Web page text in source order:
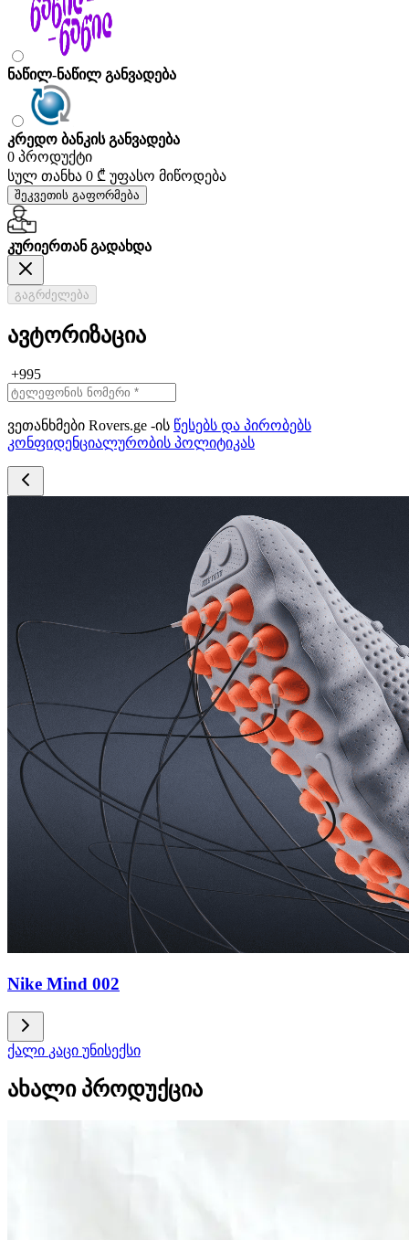
ნაწილ-ნაწილ განვადება
კრედო ბანკის განვადება
0 პროდუქტი
სულ თანხა 0 ₾ უფასო მიწოდება
შეკვეთის გაფორმება
კურიერთან გადახდა
გაგრძელება
ავტორიზაცია
+995
ვეთანხმები Rovers.ge -ის წესებს და პირობებს
კონფიდენციალურობის პოლიტიკას
Nike Mind 002
ქალი კაცი უნისექსი
ახალი პროდუქცია